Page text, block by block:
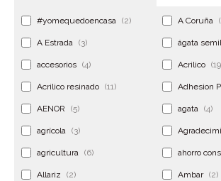
#yomequedoencasa (2) A Coruña
A Estrada (3) ágata
accesorios (4) Acrilico
Acrilico resinado (11) Adhesion
AENOR (5) agata (4)
agrícola (3)
agricultura (6) ahorro
Allariz (2) Ambar (2)